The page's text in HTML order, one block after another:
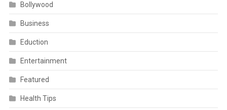
Bollywood
Business
Eduction
Entertainment
Featured
Health Tips